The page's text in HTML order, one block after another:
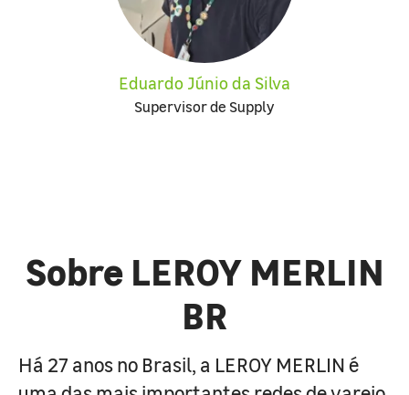
Eduardo Júnio da Silva
Supervisor de Supply
Sobre LEROY MERLIN
BR
Há 27 anos no Brasil, a LEROY MERLIN é